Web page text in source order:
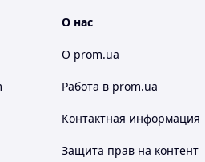
О нас
О prom.ua
Работа в prom.ua
Контактная информация
Защита прав на контент